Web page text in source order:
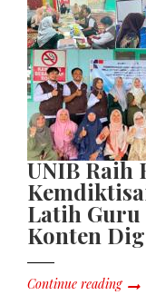
UNIB Raih
Latih Guru
Konten
Continue reading